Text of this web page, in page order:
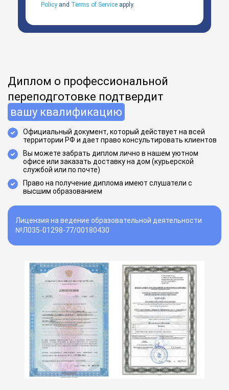
Policy and Terms of Service apply.
Диплом о профессиональной
переподготовке подтвердит
вашу квалификацию
Официальный документ, который действует на всей
территории РФ и дает право консультировать клиентов
Вы можете забрать диплом лично в нашем уютном
офисе или заказать доставку на дом (курьерской
службой или по почте)
Право на получение диплома имеют слушатели с
высшим образованием
Лицензия на ведение образовательной деятельности
№Л035-01298-77/00180430